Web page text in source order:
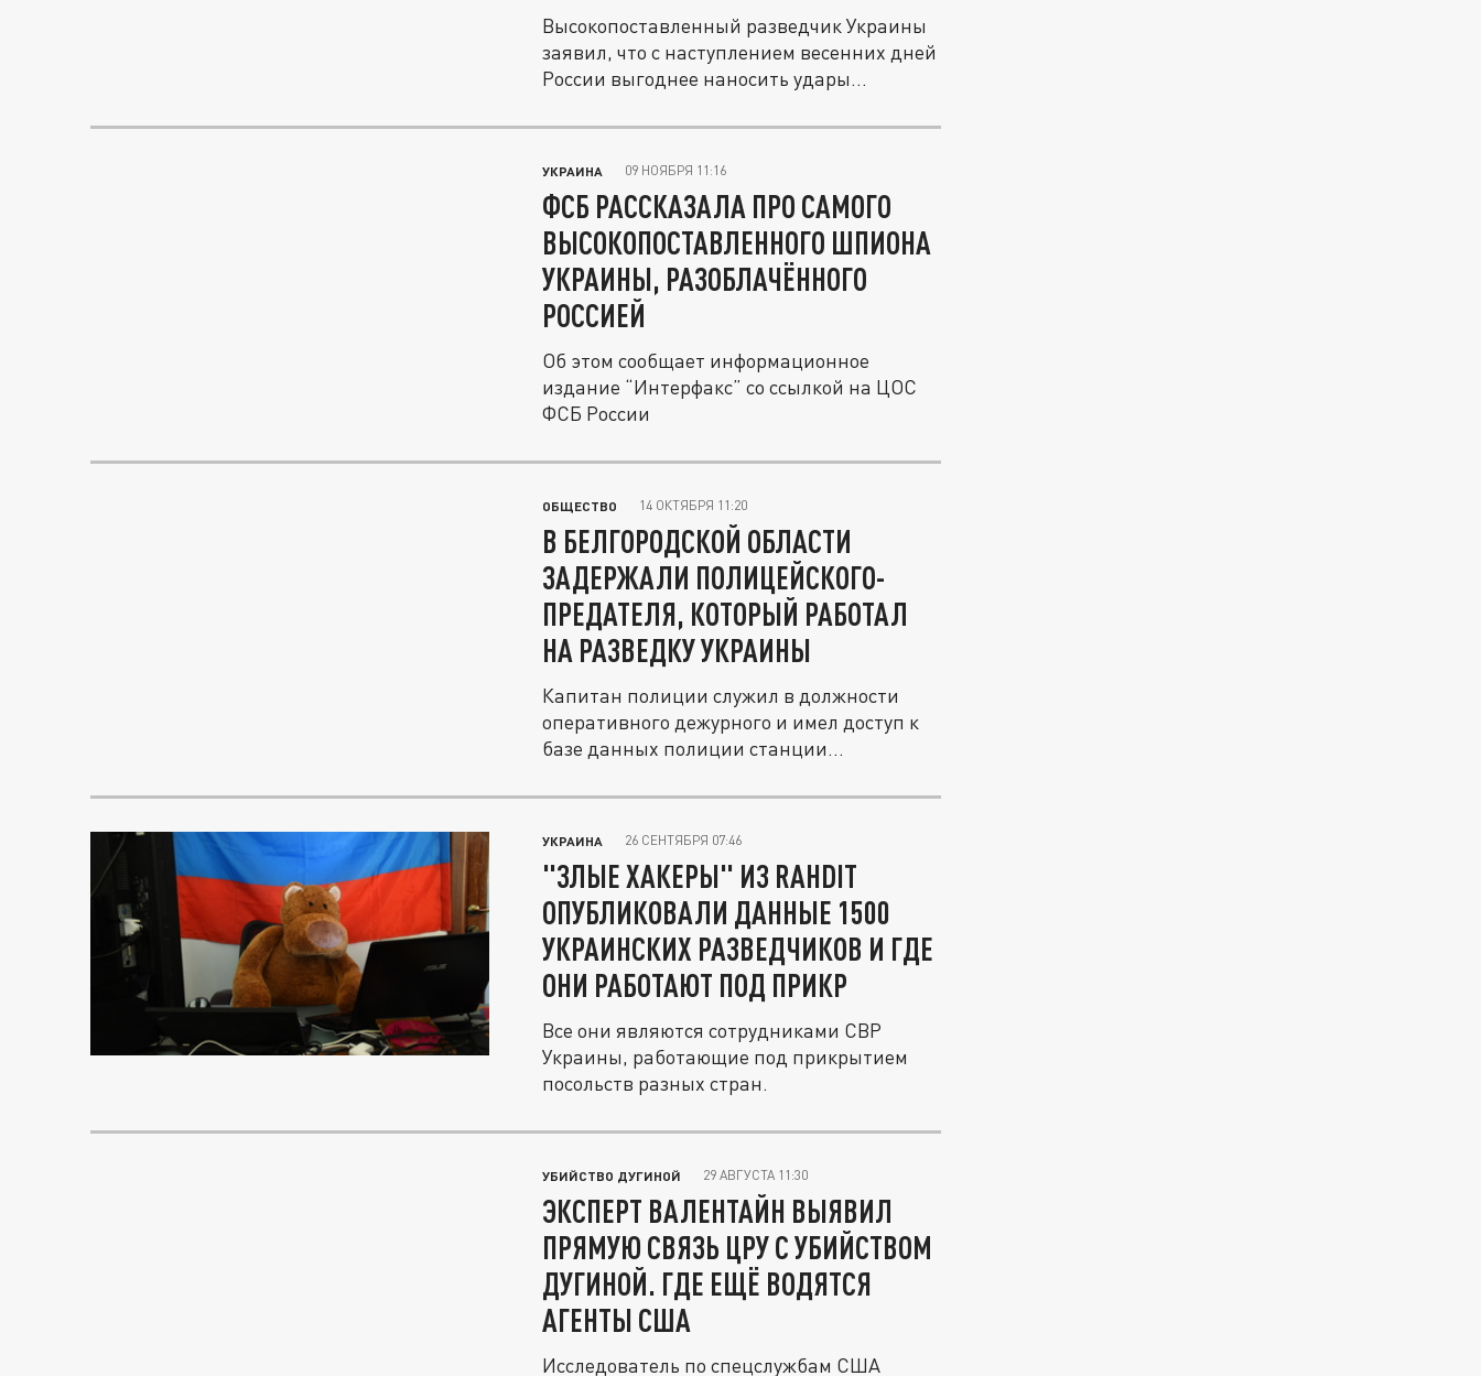
Высокопоставленный разведчик Украины
заявил, что с наступлением весенних дней
России выгоднее наносить удары...
УКРАИНА 09 НОЯБРЯ 11:16
ФСБ РАССКАЗАЛА ПРО САМОГО
ВЫСОКОПОСТАВЛЕННОГО ШПИОНА
УКРАИНЫ, РАЗОБЛАЧЁННОГО
РОССИЕЙ
Об этом сообщает информационное
издание “Интерфакс” со ссылкой на ЦОС
ФСБ России
ОБЩЕСТВО 14 ОКТЯБРЯ 11:20
В БЕЛГОРОДСКОЙ ОБЛАСТИ
ЗАДЕРЖАЛИ ПОЛИЦЕЙСКОГО-
ПРЕДАТЕЛЯ, КОТОРЫЙ РАБОТАЛ
НА РАЗВЕДКУ УКРАИНЫ
Капитан полиции служил в должности
оперативного дежурного и имел доступ к
базе данных полиции станции...
УКРАИНА 26 СЕНТЯБРЯ 07:46
"ЗЛЫЕ ХАКЕРЫ" ИЗ RAHDIT
ОПУБЛИКОВАЛИ ДАННЫЕ 1500
УКРАИНСКИХ РАЗВЕДЧИКОВ И ГДЕ
ОНИ РАБОТАЮТ ПОД ПРИКР
Все они являются сотрудниками СВР
Украины, работающие под прикрытием
посольств разных стран.
УБИЙСТВО ДУГИНОЙ 29 АВГУСТА 11:30
ЭКСПЕРТ ВАЛЕНТАЙН ВЫЯВИЛ
ПРЯМУЮ СВЯЗЬ ЦРУ С УБИЙСТВОМ
ДУГИНОЙ. ГДЕ ЕЩЁ ВОДЯТСЯ
АГЕНТЫ США
Исследователь по спецслужбам США